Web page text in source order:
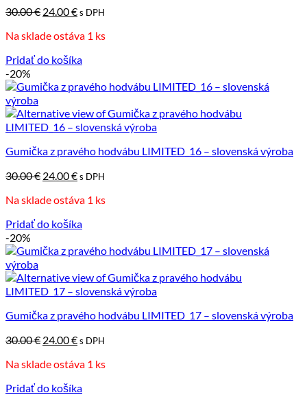
30.00€ Pôvodná
bola:
24.00€Aktuálna
je:
s DPH
Na sklade ostáva 1 ks
Pridať do košíka
-20%
Gumička z pravého hodvábu LIMITED_16 – slovenská výroba
30.00€ Pôvodná
bola:
24.00€Aktuálna
je:
s DPH
Na sklade ostáva 1 ks
Pridať do košíka
-20%
Gumička z pravého hodvábu LIMITED_17 – slovenská výroba
30.00€ Pôvodná
bola:
24.00€Aktuálna
je:
s DPH
Na sklade ostáva 1 ks
Pridať do košíka